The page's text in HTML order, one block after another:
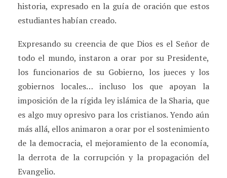
historia, expresado en la guía de oración que estos
estudiantes habían creado.
Expresando su creencia de que Dios es el Señor de
todo el mundo, instaron a orar por su Presidente,
los funcionarios de su Gobierno, los jueces y los
gobiernos locales… incluso los que apoyan la
imposición de la rígida ley islámica de la Sharia, que
es algo muy opresivo para los cristianos. Yendo aún
más allá, ellos animaron a orar por el sostenimiento
de la democracia, el mejoramiento de la economía,
la derrota de la corrupción y la propagación del
Evangelio.